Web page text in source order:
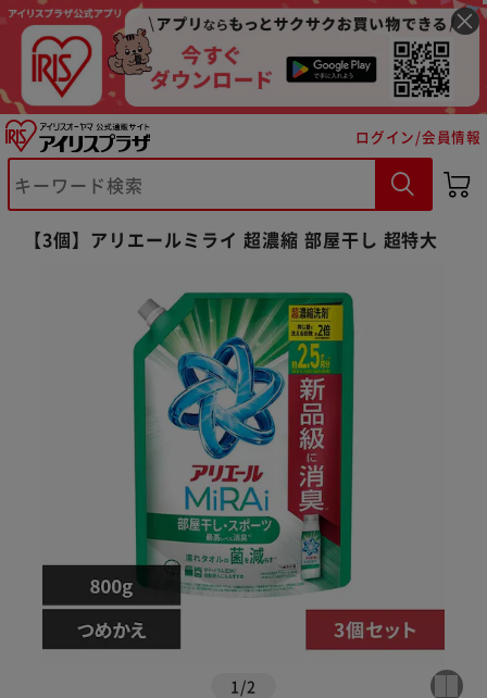
ログイン/会員情報
【3個】アリエールミライ 超濃縮 部屋干し 超特大
1 /2
※ご確認ください
カートに入れる 購入手続きへ